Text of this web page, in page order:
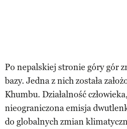
Po nepalskiej stronie góry gór
bazy. Jedna z nich została
Khumbu. Działalność
nieograniczona emisja
do globalnych zmian